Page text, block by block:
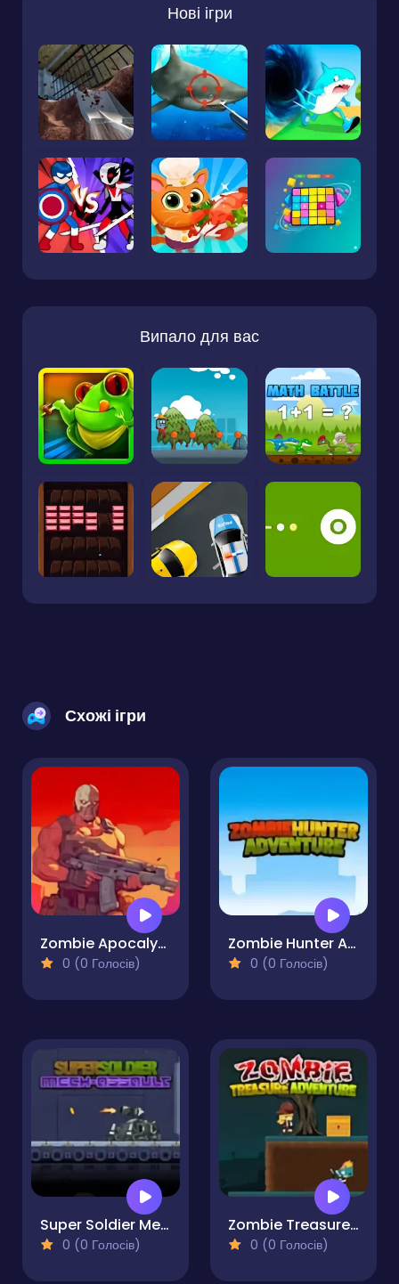
Нові ігри
Випало для вас
Схожі ігри
Zombie Apocalypse
0 (0 Голосів)
Zombie Hunter Adventure
0 (0 Голосів)
Super Soldier Mech Assault
0 (0 Голосів)
Zombie Treasure Adventure
0 (0 Голосів)